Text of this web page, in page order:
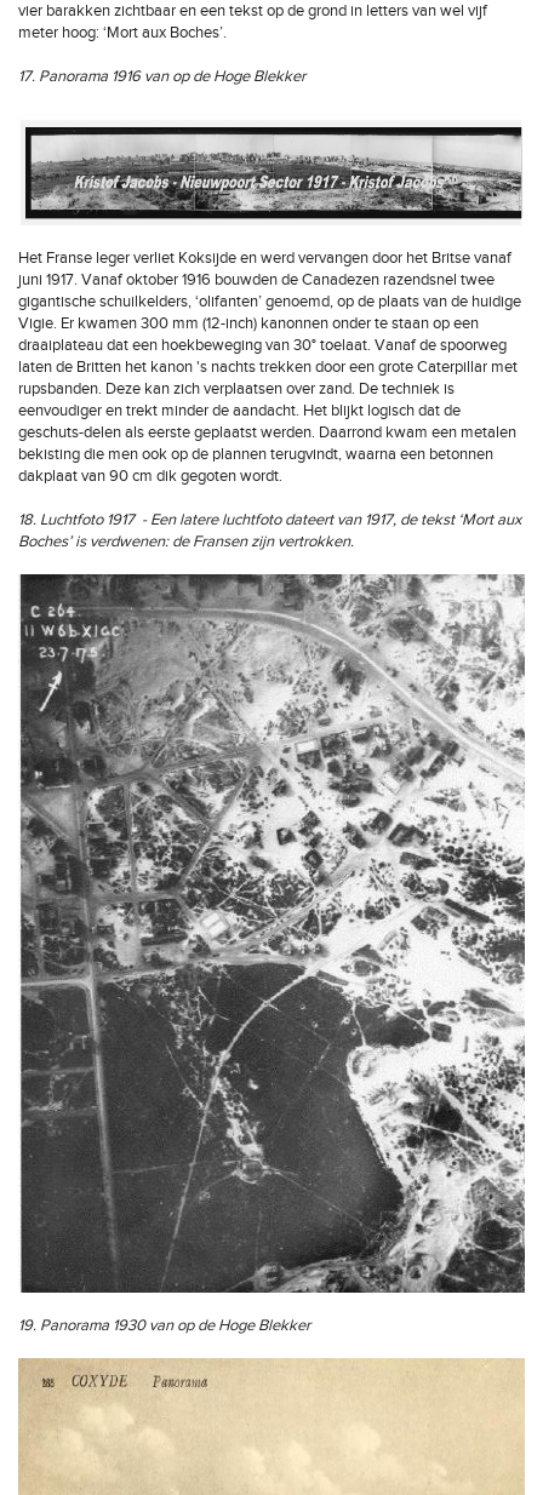
vier barakken zichtbaar en een tekst op de grond in letters van wel vijf
meter hoog: ‘Mort aux Boches’.
17. Panorama 1916 van op de Hoge Blekker
Het Franse leger verliet Koksijde en werd vervangen door het Britse vanaf
juni 1917. Vanaf oktober 1916 bouwden de Canadezen razendsnel twee
gigantische schuilkelders, ‘olifanten’ genoemd, op de plaats van de huidige
Vigie. Er kwamen 300 mm (12-inch) kanonnen onder te staan op een
draaiplateau dat een hoekbeweging van 30° toelaat. Vanaf de spoorweg
laten de Britten het kanon 's nachts trekken door een grote Caterpillar met
rupsbanden. Deze kan zich verplaatsen over zand. De techniek is
eenvoudiger en trekt minder de aandacht. Het blijkt logisch dat de
geschuts-delen als eerste geplaatst werden. Daarrond kwam een metalen
bekisting die men ook op de plannen terugvindt, waarna een betonnen
dakplaat van 90 cm dik gegoten wordt.
18. Luchtfoto 1917 - Een latere luchtfoto dateert van 1917, de tekst ‘Mort aux
Boches’ is verdwenen: de Fransen zijn vertrokken.
19. Panorama 1930 van op de Hoge Blekker